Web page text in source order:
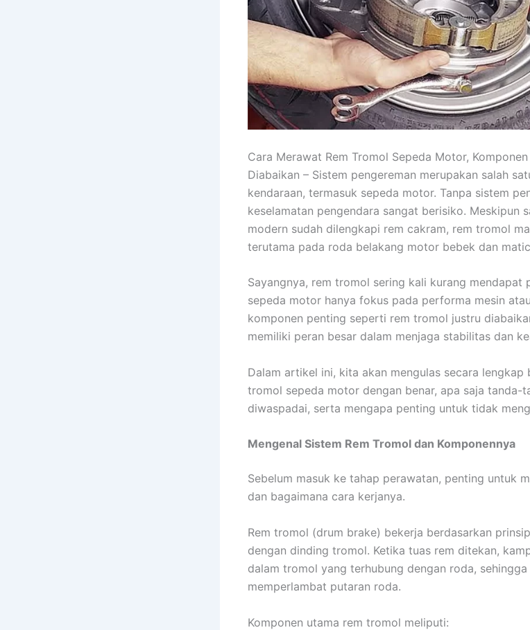
Cara Merawat Rem Tromol Sepeda Motor,
Diabaikan – Sistem pengereman merupakan salah
kendaraan, termasuk sepeda motor. Tanpa sistem
keselamatan pengendara sangat berisiko. Meskipun
modern sudah dilengkapi rem cakram, rem tromol
terutama pada roda belakang motor bebek dan
Sayangnya, rem tromol sering kali kurang mendapat
sepeda motor hanya fokus pada performa mesin
komponen penting seperti rem tromol justru
memiliki peran besar dalam menjaga stabilitas dan
Dalam artikel ini, kita akan mengulas secara lengkap
tromol sepeda motor dengan benar, apa saja tanda-
diwaspadai, serta mengapa penting untuk tidak
Mengenal Sistem Rem Tromol dan Komponennya
Sebelum masuk ke tahap perawatan, penting untuk
dan bagaimana cara kerjanya.
Rem tromol (drum brake) bekerja berdasarkan
dengan dinding tromol. Ketika tuas rem ditekan,
dalam tromol yang terhubung dengan roda,
memperlambat putaran roda.
Komponen utama rem tromol meliputi: